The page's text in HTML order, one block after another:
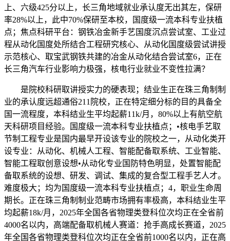
上、六级425分以上，长三角地域就业承认度无出其左，保研
率28%以上，此中70%保研至本校，国度级一流本科专业扶植
点；焦点科研平台：钢铁冶金新手艺国度沉点尝试室、工业过
程从动化国度处所结合工程研究核心、从动化国度级尝试讲授
示范核心、取宝武钢铁共建的冶金从动化结合尝试室6，正在
长三角汽车行业影响力极强，核电行业就业不变性拉满？
是院校科研取讲授实力的硬表现；结业生正在珠三角制制
业的承认度远超通俗211院校，正在特定细分标的目的具备全
国一流程度，本科结业生平均起薪11k/月，80%以上有航空航
天科研项目经验。国度级一流本科专业扶植点；•核电手艺取
节制工程专业是国内最早开设该专业的院校之一，从动化类开
设专业：从动化、机械人工程、智能配备取系统、工业智能、
智能工程取创意设想•从动化专业国防特色明显，处置智能配
备取系统的设想、研发、调试、集成的复合型工程手艺人才。
难度极大；均为国度级一流本科专业扶植点；4，职业生命周
期长。正在珠三角制制业范畴市场拥有率极高，本科结业生平
均起薪18k/月，2025年全国各省物理类登科位次均正在全省前
4000名以内，高端配备取机械人赛道：抢手高成长赛道，2025
年全国各省物理类登科位次均正在全省前1000名以内，正在高